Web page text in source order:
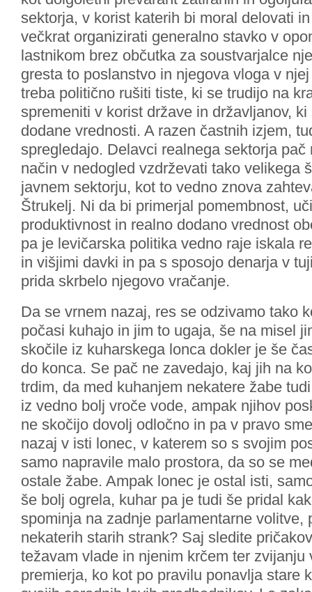
sektorja, v korist katerih bi moral delovati
večkrat organizirati generalno stavko v
lastnikom brez občutka za soustvarjalce
gresta to poslanstvo in njegova vloga v
treba politično rušiti tiste, ki se trudijo na
spremeniti v korist države in državljanov,
dodane vrednosti. A razen častnih izjem,
spregledajo. Delavci realnega sektorja pač
način v nedogled vzdrževati tako velikega
javnem sektorju, kot to vedno znova
Štrukelj. Ni da bi primerjal pomembnost,
produktivnost in realno dodano vrednost
pa je levičarska politika vedno raje iskala
in višjimi davki in pa s sposojo denarja v
prida skrbelo njegovo vračanje.
Da se vrnem nazaj, res se odzivamo tako
počasi kuhajo in jim to ugaja, še na misel
skočile iz kuharskega lonca dokler je še
do konca. Se pač ne zavedajo, kaj jih na
trdim, da med kuhanjem nekatere žabe
iz vedno bolj vroče vode, ampak njihov
ne skočijo dovolj odločno in pa v pravo
nazaj v isti lonec, v katerem so s svojim
samo napravile malo prostora, da so se
ostale žabe. Ampak lonec je ostal isti,
še bolj ogrela, kuhar pa je tudi še pridal
spominja na zadnje parlamentarne volitve,
nekaterih starih strank? Saj sledite
težavam vlade in njenim krčem ter zvijanju
premierja, ko kot po pravilu ponavlja stare